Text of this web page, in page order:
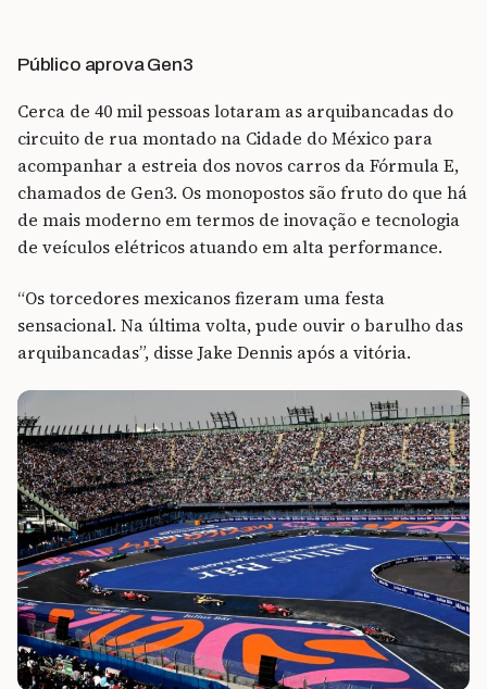
Público aprova Gen3
Cerca de 40 mil pessoas lotaram as arquibancadas do
circuito de rua montado na Cidade do México para
acompanhar a estreia dos novos carros da Fórmula E,
chamados de Gen3. Os monopostos são fruto do que há
de mais moderno em termos de inovação e tecnologia
de veículos elétricos atuando em alta performance.
“Os torcedores mexicanos fizeram uma festa
sensacional. Na última volta, pude ouvir o barulho das
arquibancadas”, disse Jake Dennis após a vitória.